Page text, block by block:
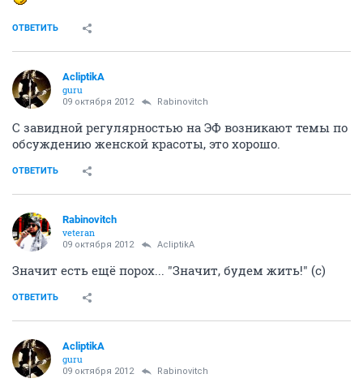
ОТВЕТИТЬ
AcliptikA
guru
09 октября 2012 Rabinovitch
С завидной регулярностью на ЭФ возникают темы по
обсуждению женской красоты, это хорошо.
ОТВЕТИТЬ
Rabinovitch
veteran
09 октября 2012 AcliptikA
Значит есть ещё порох... "Значит, будем жить!" (с)
ОТВЕТИТЬ
AcliptikA
guru
09 октября 2012 Rabinovitch